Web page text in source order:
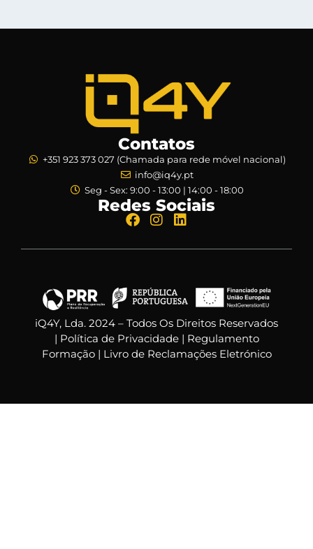
Contatos
+351 923 373 027 (Chamada para rede móvel nacional)
info@iq4y.pt
Seg - Sex: 9:00 - 13:00 | 14:00 - 18:00
Redes Sociais
iQ4Y, Lda. 2024 – Todos Os Direitos Reservados
| Política de Privacidade| Regulamento
Formação| Livro de Reclamações Eletrónico